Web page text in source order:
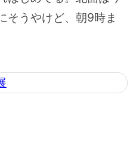
そうやけど、朝9時ま